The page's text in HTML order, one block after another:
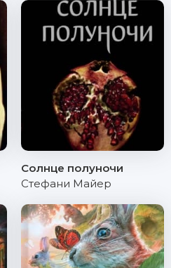
Солнце полуночи
Стефани Майер